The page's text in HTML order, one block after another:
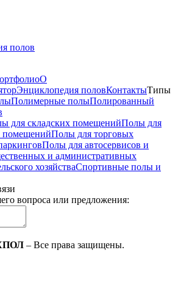
полов
О
Энциклопедия половКонтактыТипы
Полимерные полыПолированный
для складских помещенийПолы для
помещенийПолы для торговых
Полы для автосервисов и
и административных
хозяйстваСпортивные полы и
вопроса или предложения:
– Все права защищены.